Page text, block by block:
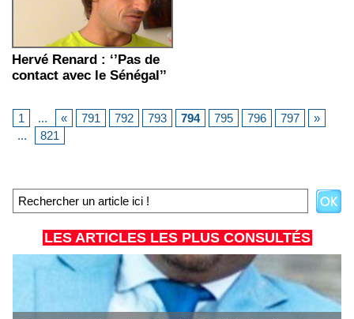
Hervé Renard : ‘’Pas de
contact avec le Sénégal’’
1 ... « 791 792 793 794 795 796 797
»
...
821
LES ARTICLES LES PLUS CONSULTÉS